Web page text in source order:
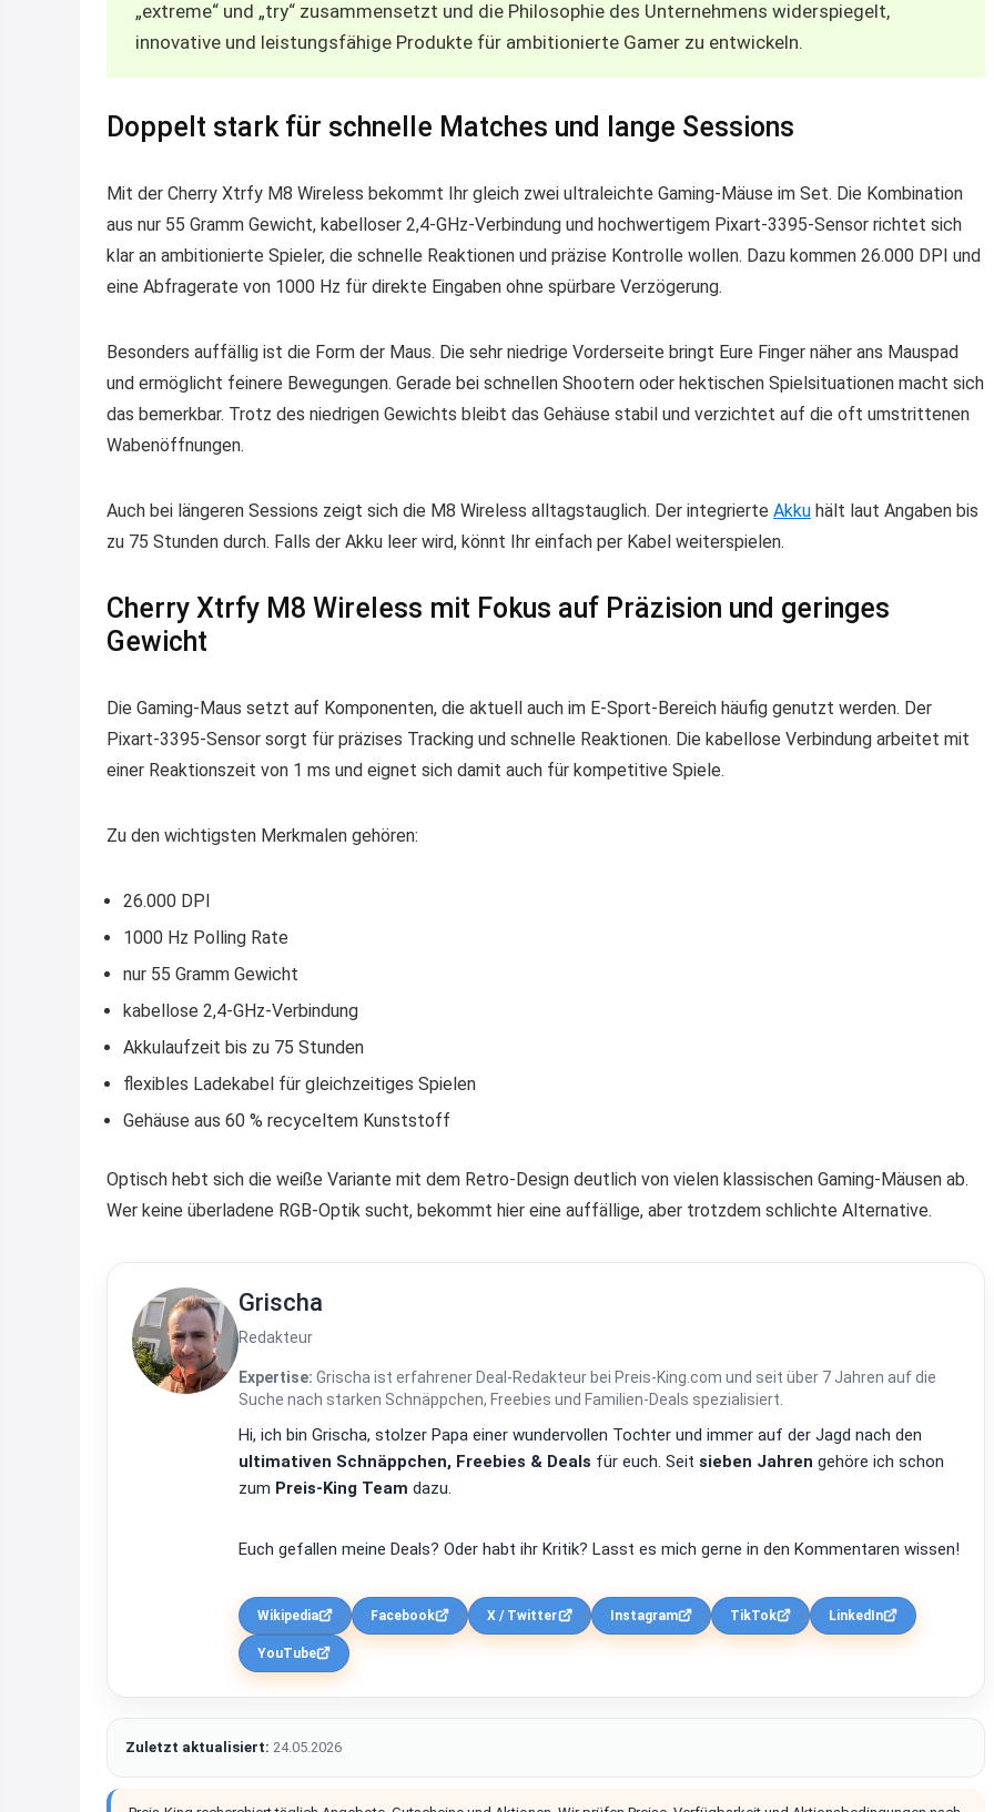
„extreme“ und „try“ zusammensetzt und die Philosophie des Unternehmens widerspiegelt,
innovative und leistungsfähige Produkte für ambitionierte Gamer zu entwickeln.
Doppelt stark für schnelle Matches und lange Sessions
Mit der Cherry Xtrfy M8 Wireless bekommt Ihr gleich zwei ultraleichte Gaming-Mäuse im Set. Die Kombination
aus nur 55 Gramm Gewicht, kabelloser 2,4-GHz-Verbindung und hochwertigem Pixart-3395-Sensor richtet sich
klar an ambitionierte Spieler, die schnelle Reaktionen und präzise Kontrolle wollen. Dazu kommen 26.000 DPI und
eine Abfragerate von 1000 Hz für direkte Eingaben ohne spürbare Verzögerung.
Besonders auffällig ist die Form der Maus. Die sehr niedrige Vorderseite bringt Eure Finger näher ans Mauspad
und ermöglicht feinere Bewegungen. Gerade bei schnellen Shootern oder hektischen Spielsituationen macht sich
das bemerkbar. Trotz des niedrigen Gewichts bleibt das Gehäuse stabil und verzichtet auf die oft umstrittenen
Wabenöffnungen.
Auch bei längeren Sessions zeigt sich die M8 Wireless alltagstauglich. Der integrierte Akku hält laut Angaben bis
zu 75 Stunden durch. Falls der Akku leer wird, könnt Ihr einfach per Kabel weiterspielen.
Cherry Xtrfy M8 Wireless mit Fokus auf Präzision und geringes
Gewicht
Die Gaming-Maus setzt auf Komponenten, die aktuell auch im E-Sport-Bereich häufig genutzt werden. Der
Pixart-3395-Sensor sorgt für präzises Tracking und schnelle Reaktionen. Die kabellose Verbindung arbeitet mit
einer Reaktionszeit von 1 ms und eignet sich damit auch für kompetitive Spiele.
Zu den wichtigsten Merkmalen gehören:
26.000 DPI
1000 Hz Polling Rate
nur 55 Gramm Gewicht
kabellose 2,4-GHz-Verbindung
Akkulaufzeit bis zu 75 Stunden
flexibles Ladekabel für gleichzeitiges Spielen
Gehäuse aus 60 % recyceltem Kunststoff
Optisch hebt sich die weiße Variante mit dem Retro-Design deutlich von vielen klassischen Gaming-Mäusen ab.
Wer keine überladene RGB-Optik sucht, bekommt hier eine auffällige, aber trotzdem schlichte Alternative.
Grischa
Redakteur
Expertise: Grischa ist erfahrener Deal-Redakteur bei Preis-King.com und seit über 7 Jahren auf die
Suche nach starken Schnäppchen, Freebies und Familien-Deals spezialisiert.
Hi, ich bin Grischa, stolzer Papa einer wundervollen Tochter und immer auf der Jagd nach den
ultimativen Schnäppchen, Freebies & Deals für euch. Seit sieben Jahren gehöre ich schon
zum Preis-King Team dazu.
Euch gefallen meine Deals? Oder habt ihr Kritik? Lasst es mich gerne in den Kommentaren wissen!
Wikipedia Facebook X / Twitter Instagram TikTok LinkedIn
YouTube
Zuletzt aktualisiert: 24.05.2026